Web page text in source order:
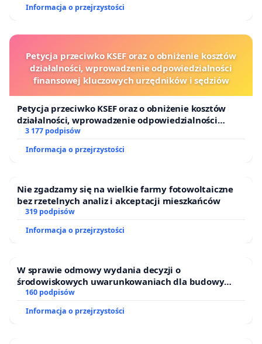
Informacja o przejrzystości
Petycja przeciwko KSEF oraz o obniżenie kosztów
działalności, wprowadzenie odpowiedzialności
finansowej kluczowych urzędników i sędziów
Petycja przeciwko KSEF oraz o obniżenie kosztów
działalności, wprowadzenie odpowiedzialności
finansowej kluczowych urzędników i sędziów
3 177 podpisów
Informacja o przejrzystości
Nie zgadzamy się na wielkie farmy fotowoltaiczne
bez rzetelnych analiz i akceptacji mieszkańców
319 podpisów
Informacja o przejrzystości
W sprawie odmowy wydania decyzji o
środowiskowych uwarunkowaniach dla budowy
zakładu wytwarzania biometanu „Krynki” w
Ostrowiu Południowym oraz ochrony mieszkańców i
Puszczy Knyszyńskiej
160 podpisów
Informacja o przejrzystości